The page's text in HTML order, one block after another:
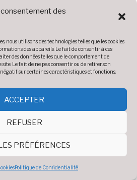
des
nous utilisons des technologies telles que les cookies
des appareils. Le fait de consentir à ces
des données telles que le comportement de
Le fait de ne pas consentir ou de retirer son
sur certaines caractéristiques et fonctions.
ACCEPTER
REFUSER
PRÉFÉRENCES
Politique de Confidentialité
2019